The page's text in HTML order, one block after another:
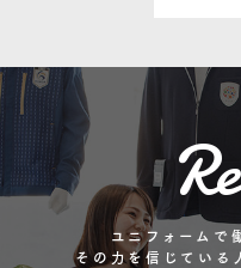
ユニフォームで
その力を信じている